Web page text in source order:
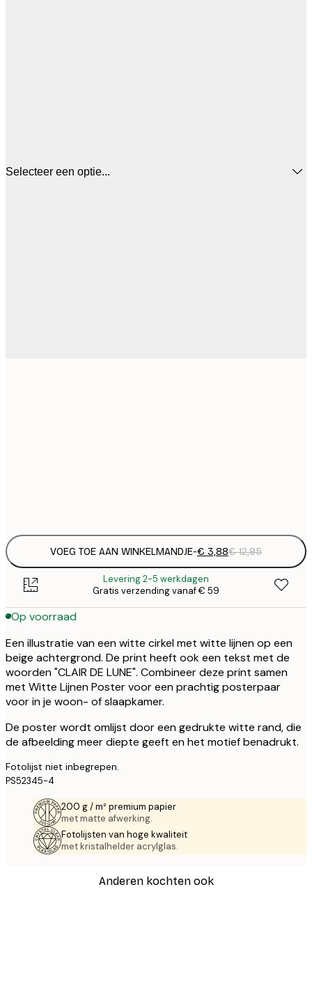
Selecteer een optie...
VOEG TOE AAN WINKELMANDJE-€ 3,88€ 12,95
Levering 2-5 werkdagen
Gratis verzending vanaf € 59
Op voorraad
Een illustratie van een witte cirkel met witte lijnen op een
beige achtergrond. De print heeft ook een tekst met de
woorden "CLAIR DE LUNE". Combineer deze print samen
met Witte Lijnen Poster voor een prachtig posterpaar
voor in je woon- of slaapkamer.
De poster wordt omlijst door een gedrukte witte rand, die
de afbeelding meer diepte geeft en het motief benadrukt.
Fotolijst niet inbegrepen.
PS52345-4
200 g / m² premium papier
met matte afwerking.
Fotolijsten van hoge kwaliteit
met kristalhelder acrylglas.
Anderen kochten ook